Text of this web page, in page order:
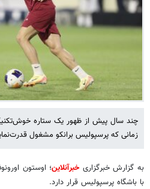
چند سال پیش از ظهور یک ستاره
زمانی که پرسپولیس برانکو مشغول
به گزارش خبرگزاریخبرآنلاین
با باشگاه پرسپولیس قرار دارد.